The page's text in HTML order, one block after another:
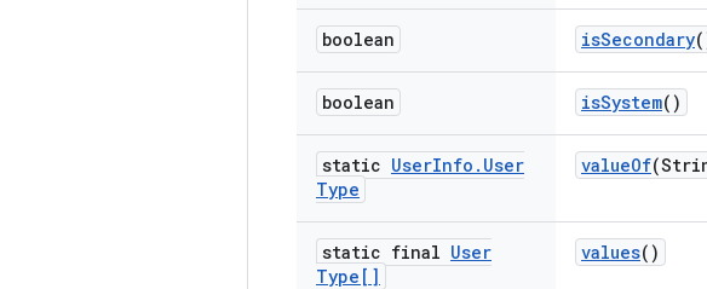
boolean isSecondary
boolean isSystem()
static UserInfo . User
Type
valueOf
static final User
Type[]
values()